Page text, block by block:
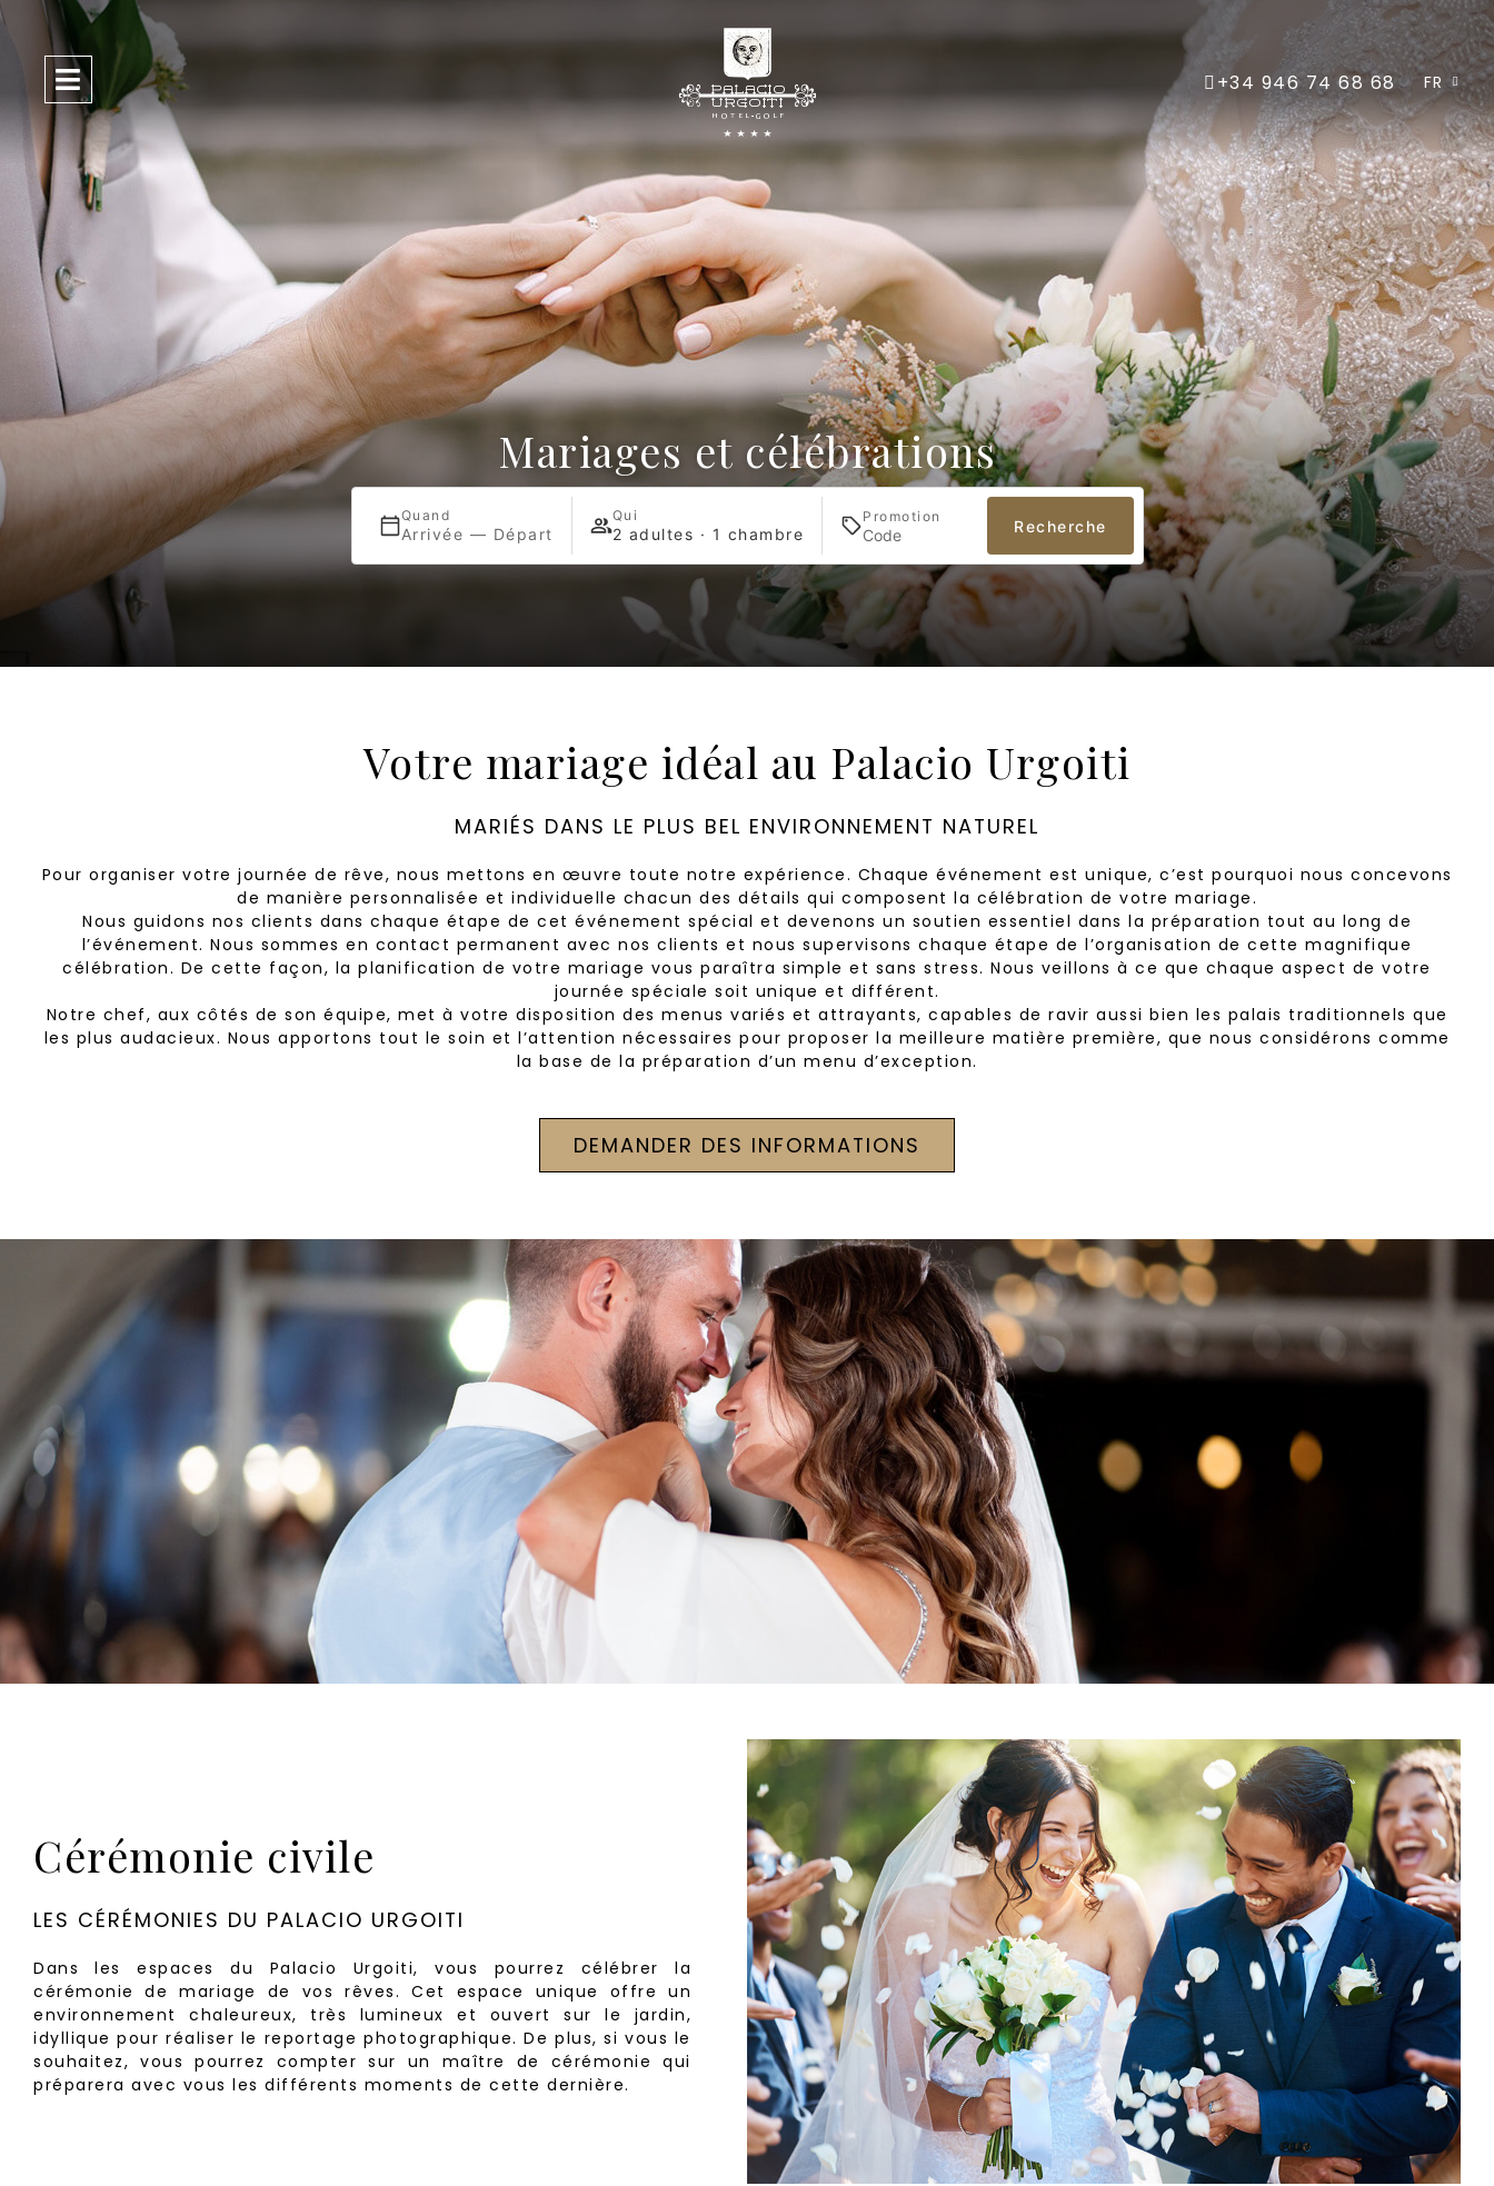
+34 946 74 68 68 FR
Mariages et célébrations
Quand
Arrivée — Départ
Qui
2 adultes · 1 chambre
Promotion
Recherche
Votre mariage idéal au Palacio Urgoiti
MARIÉS DANS LE PLUS BEL ENVIRONNEMENT NATUREL
Pour organiser votre journée de rêve, nous mettons en œuvre toute notre expérience. Chaque événement est unique, c’est pourquoi nous concevons
de manière personnalisée et individuelle chacun des détails qui composent la célébration de votre mariage.
Nous guidons nos clients dans chaque étape de cet événement spécial et devenons un soutien essentiel dans la préparation tout au long de
l’événement. Nous sommes en contact permanent avec nos clients et nous supervisons chaque étape de l’organisation de cette magnifique
célébration. De cette façon, la planification de votre mariage vous paraîtra simple et sans stress. Nous veillons à ce que chaque aspect de votre
journée spéciale soit unique et différent.
Notre chef, aux côtés de son équipe, met à votre disposition des menus variés et attrayants, capables de ravir aussi bien les palais traditionnels que
les plus audacieux. Nous apportons tout le soin et l’attention nécessaires pour proposer la meilleure matière première, que nous considérons comme
la base de la préparation d’un menu d’exception.
DEMANDER DES INFORMATIONS
Cérémonie civile
LES CÉRÉMONIES DU PALACIO URGOITI
Dans les espaces du Palacio Urgoiti, vous pourrez célébrer la
cérémonie de mariage de vos rêves. Cet espace unique offre un
environnement chaleureux, très lumineux et ouvert sur le jardin,
idyllique pour réaliser le reportage photographique. De plus, si vous le
souhaitez, vous pourrez compter sur un maître de cérémonie qui
préparera avec vous les différents moments de cette dernière.